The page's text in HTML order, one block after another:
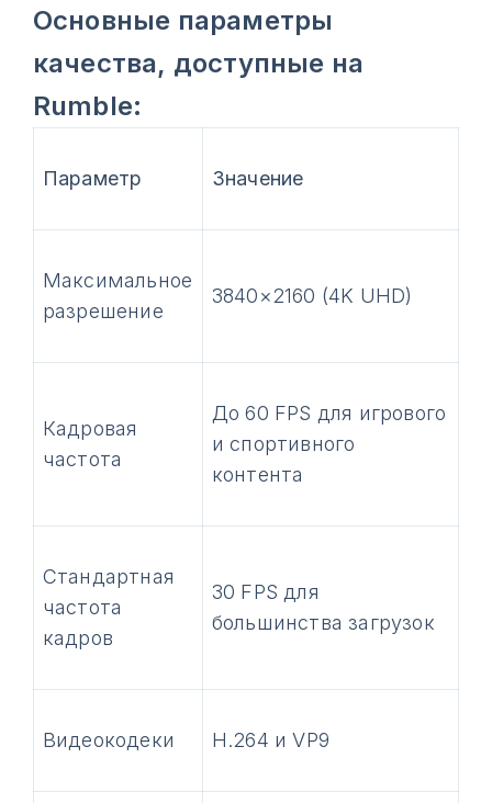
Основные параметры
качества, доступные на
Rumble:
Параметр Значение
Максимальное
разрешение
3840×2160 (4K UHD)
Кадровая
частота
До 60 FPS для игрового
и спортивного
контента
Стандартная
частота
кадров
30 FPS для
большинства загрузок
Видеокодеки H.264 и VP9